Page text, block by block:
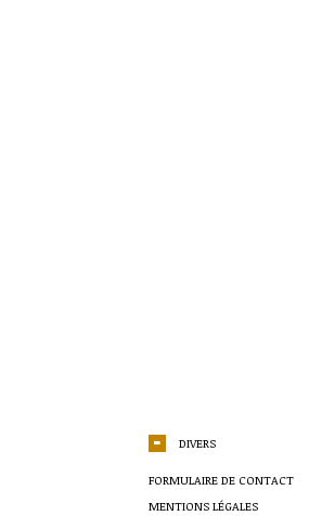
DIVERS
FORMULAIRE DE CONTACT
MENTIONS LÉGALES